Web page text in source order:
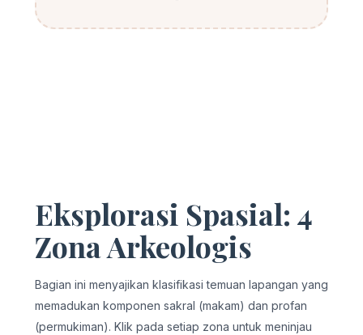
Eksplorasi Spasial: 4
Zona Arkeologis
Bagian ini menyajikan klasifikasi temuan lapangan yang
memadukan komponen sakral (makam) dan profan
(permukiman). Klik pada setiap zona untuk meninjau